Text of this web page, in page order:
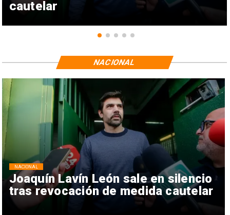
cautelar
Joaquín Lavín León sale en silencio
tras revocación de medida cautelar
NACIONAL
NACIONAL